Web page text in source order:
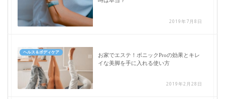
2019年7月8日
ヘルス＆ボディケア
お家でエステ！ボニックProの効果とキレ
イな美脚を手に入れる使い方
2019年2月28日